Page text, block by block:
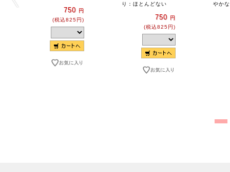
750 円
(税込825円)
り：ほとんどない
750 円
(税込825円)
やか